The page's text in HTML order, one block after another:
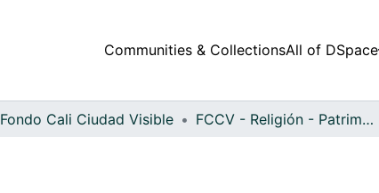
Communities & CollectionsAll of DSpace
Fondo Cali Ciudad Visible FCCV - Religión - Patrimonial